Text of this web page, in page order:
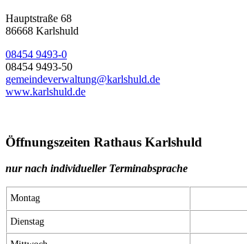
Hauptstraße 68
86668 Karlshuld
08454 9493-0
08454 9493-50
gemeindeverwaltung@karlshuld.de
www.karlshuld.de
Öffnungszeiten Rathaus Karlshuld
nur nach individueller Terminabsprache
Montag
Dienstag